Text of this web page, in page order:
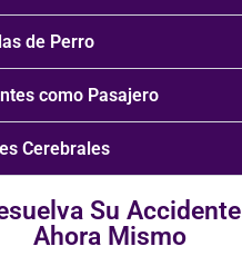
de Perro
como Pasajero
Cerebrales
Su Accidente
Ahora Mismo